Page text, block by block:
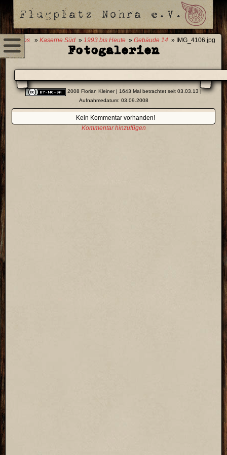
0 Fotos » Kaserne Süd » 1993 bis Heute » Gebäude 14 » IMG_4106.jpg
Fotogalerien
2008 Florian Kleiner| 1643 Mal betrachtet seit 03.03.13 |
Aufnahmedatum: 03.09.2008
Kein Kommentar vorhanden!
Kommentar hinzufügen